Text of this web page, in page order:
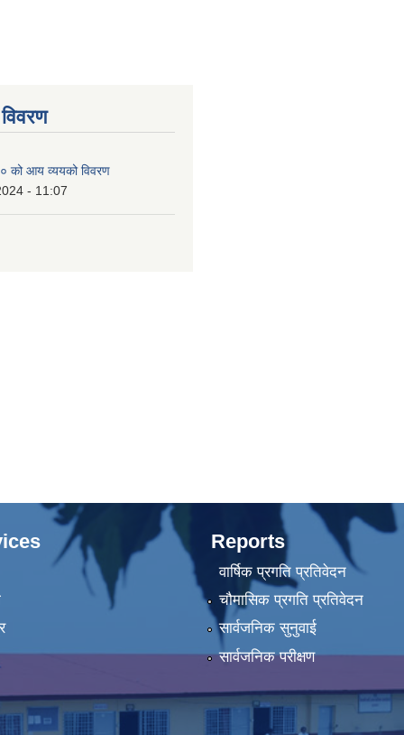
को आय व्ययको विवरण
- 11:07
Reports
वार्षिक प्रगति प्रतिवेदन
चौमासिक प्रगति प्रतिवेदन
सार्वजनिक सुनुवाई
सार्वजनिक परीक्षण